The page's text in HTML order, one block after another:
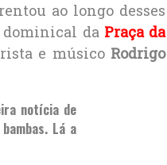
ao longo desses
dominical da Praça da
e músico Rodrigo
notícia de
Lá a